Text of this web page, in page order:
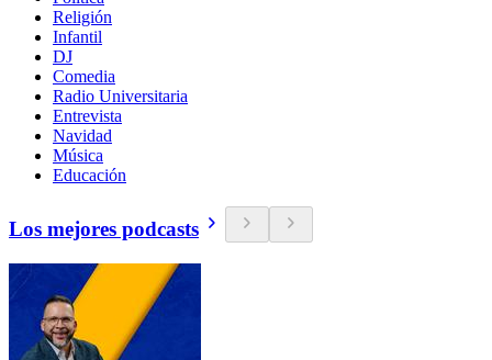
Religión
Infantil
DJ
Comedia
Radio Universitaria
Entrevista
Navidad
Música
Educación
Los mejores podcasts